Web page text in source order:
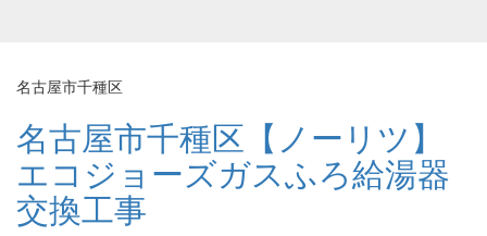
名古屋市千種区
名古屋市千種区【ノーリツ】
エコジョーズガスふろ給湯器
交換工事